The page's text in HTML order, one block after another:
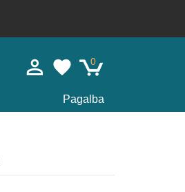
0
Pagalba